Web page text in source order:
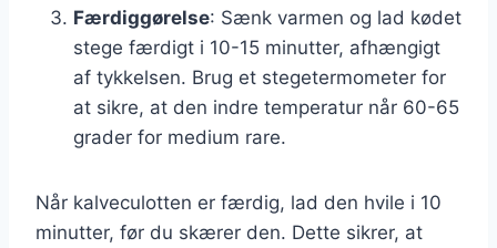
Færdiggørelse: Sænk varmen og lad kødet
stege færdigt i 10-15 minutter, afhængigt
af tykkelsen. Brug et stegetermometer for
at sikre, at den indre temperatur når 60-65
grader for medium rare.
Når kalveculotten er færdig, lad den hvile i 10
minutter, før du skærer den. Dette sikrer, at